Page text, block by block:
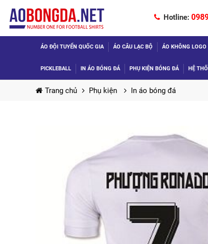
Hotline:
ÁO ĐỘI TUYỂN QUỐC GIA ÁO CÂU LẠC BỘ ÁO KHÔNG LOGO
PICKLEBALL IN ÁO BÓNG ĐÁ PHỤ KIỆN BÓNG ĐÁ HỆ
Trang chủ Phụ kiện In áo bóng đá